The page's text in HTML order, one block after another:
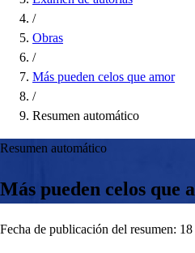
/
Obras
/
Más pueden celos que amor
/
Resumen automático
Resumen automático
Más pueden celos que
Fecha de publicación del resumen: